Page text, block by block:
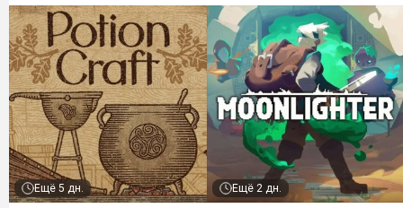
Ещё 5 дн. Ещё 2 дн.